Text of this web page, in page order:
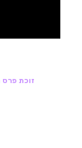
זוכת